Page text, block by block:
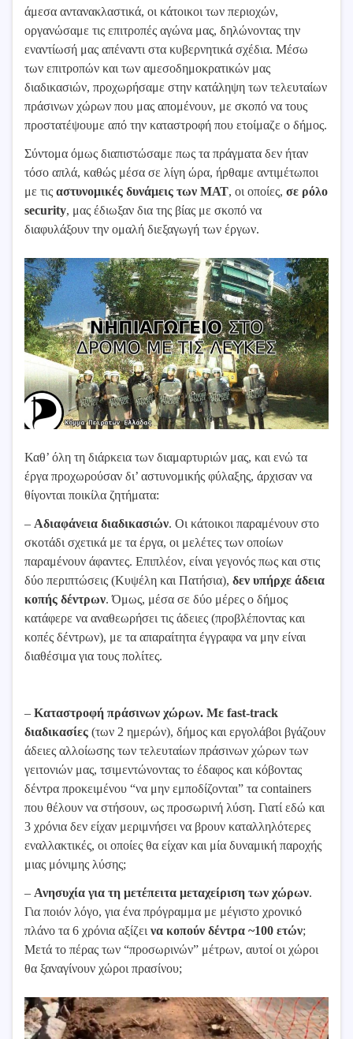
άμεσα αντανακλαστικά, οι κάτοικοι των περιοχών,
οργανώσαμε τις επιτροπές αγώνα μας, δηλώνοντας την
εναντίωσή μας απέναντι στα κυβερνητικά σχέδια. Μέσω
των επιτροπών και των αμεσοδημοκρατικών μας
διαδικασιών, προχωρήσαμε στην κατάληψη των τελευταίων
πράσινων χώρων που μας απομένουν, με σκοπό να τους
προστατέψουμε από την καταστροφή που ετοίμαζε ο δήμος.
Σύντομα όμως διαπιστώσαμε πως τα πράγματα δεν ήταν
τόσο απλά, καθώς μέσα σε λίγη ώρα, ήρθαμε αντιμέτωποι
με τις αστυνομικές δυνάμεις των ΜΑΤ, οι οποίες, σε ρόλο
security, μας έδιωξαν δια της βίας με σκοπό να
διαφυλάξουν την ομαλή διεξαγωγή των έργων.
Καθ’ όλη τη διάρκεια των διαμαρτυριών μας, και ενώ τα
έργα προχωρούσαν δι’ αστυνομικής φύλαξης, άρχισαν να
θίγονται ποικίλα ζητήματα:
– Αδιαφάνεια διαδικασιών. Οι κάτοικοι παραμένουν στο
σκοτάδι σχετικά με τα έργα, οι μελέτες των οποίων
παραμένουν άφαντες. Επιπλέον, είναι γεγονός πως και στις
δύο περιπτώσεις (Κυψέλη και Πατήσια), δεν υπήρχε άδεια
κοπής δέντρων. Όμως, μέσα σε δύο μέρες ο δήμος
κατάφερε να αναθεωρήσει τις άδειες (προβλέποντας και
κοπές δέντρων), με τα απαραίτητα έγγραφα να μην είναι
διαθέσιμα για τους πολίτες.
– Καταστροφή πράσινων χώρων. Με fast-track
διαδικασίες (των 2 ημερών), δήμος και εργολάβοι βγάζουν
άδειες αλλοίωσης των τελευταίων πράσινων χώρων των
γειτονιών μας, τσιμεντώνοντας το έδαφος και κόβοντας
δέντρα προκειμένου “να μην εμποδίζονται” τα containers
που θέλουν να στήσουν, ως προσωρινή λύση. Γιατί εδώ και
3 χρόνια δεν είχαν μεριμνήσει να βρουν καταλληλότερες
εναλλακτικές, οι οποίες θα είχαν και μία δυναμική παροχής
μιας μόνιμης λύσης;
– Ανησυχία για τη μετέπειτα μεταχείριση των χώρων.
Για ποιόν λόγο, για ένα πρόγραμμα με μέγιστο χρονικό
πλάνο τα 6 χρόνια αξίζει να κοπούν δέντρα ~100 ετών;
Μετά το πέρας των “προσωρινών” μέτρων, αυτοί οι χώροι
θα ξαναγίνουν χώροι πρασίνου;